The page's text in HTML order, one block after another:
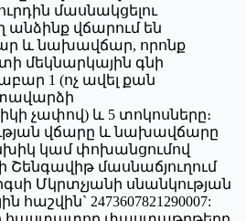
մասնակցելու
անձինք վճարում են
և նախավճար, որոնք
մեկնարկային գնի
1 (ոչ ավել քան
չափով) և 5 տոկոսները։
վճարը և նախավճարը
կամ փոխանցումով
Շենգավիթ մասնաճյուղում
Մկրտչյանի սնանկության
2473607821290007: